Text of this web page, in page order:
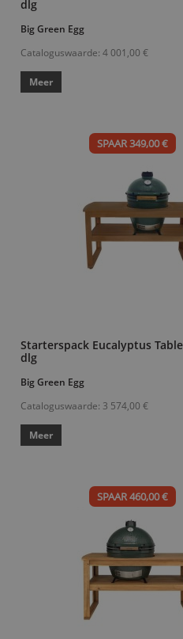
dlg
Big Green Egg
Cataloguswaarde: 4 001,00 €
Meer
SPAAR 349,00 €
Starterspack Eucalyptus
dlg
Big Green Egg
Cataloguswaarde: 3 574,00 €
Meer
SPAAR 460,00 €